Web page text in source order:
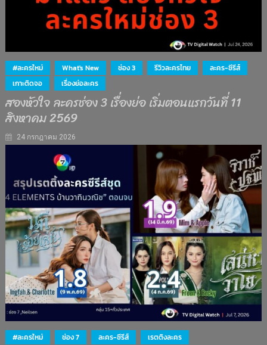
#ละครใหม่ What's New ช่อง 3 รีวิวละครไทย
ละคร-ซีรีส์
เกาะติดจอ
เรื่องย่อละคร
สองหัวใจ ละครช่อง 3 เรื่องย่อ เริ่มตอนแรกวันที่ 11
สิงหาคม 2569
24 กรกฎาคม 2026
#ละครใหม่ ช่อง 7 ละคร-ซีรีส์ เรตติงละคร